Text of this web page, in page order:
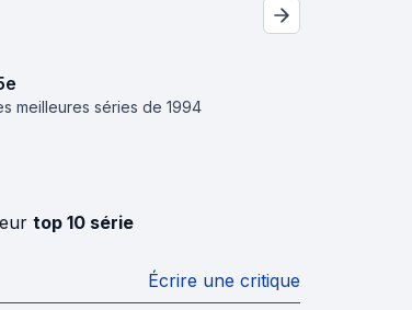
e
meilleures séries de 1994
top 10 série
Écrire une critique